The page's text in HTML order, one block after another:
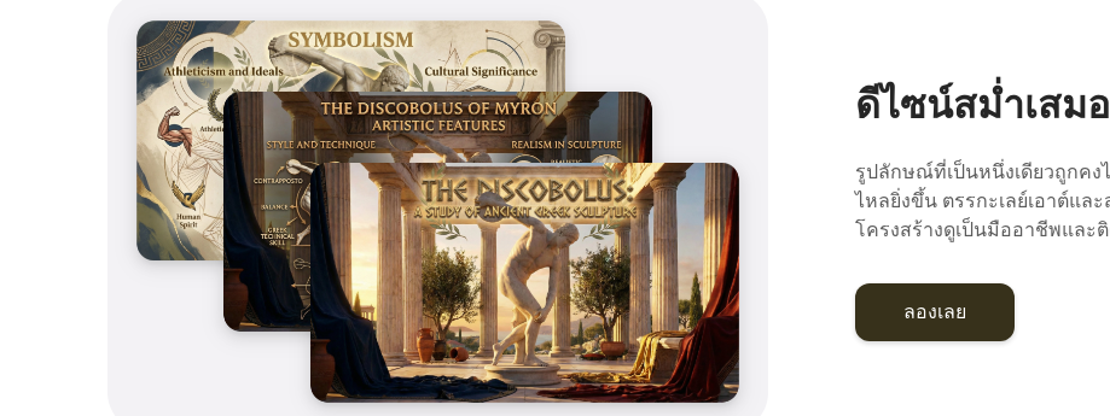
ดีไซน์สม่ำเสม
รูปลักษณ์ที่เป็นหนึ่งเดียวถูกคง
ไหลยิ่งขึ้น ตรรกะเลย์เอาต์แล
โครงสร้างดูเป็นมืออาชีพและ
ลองเลย